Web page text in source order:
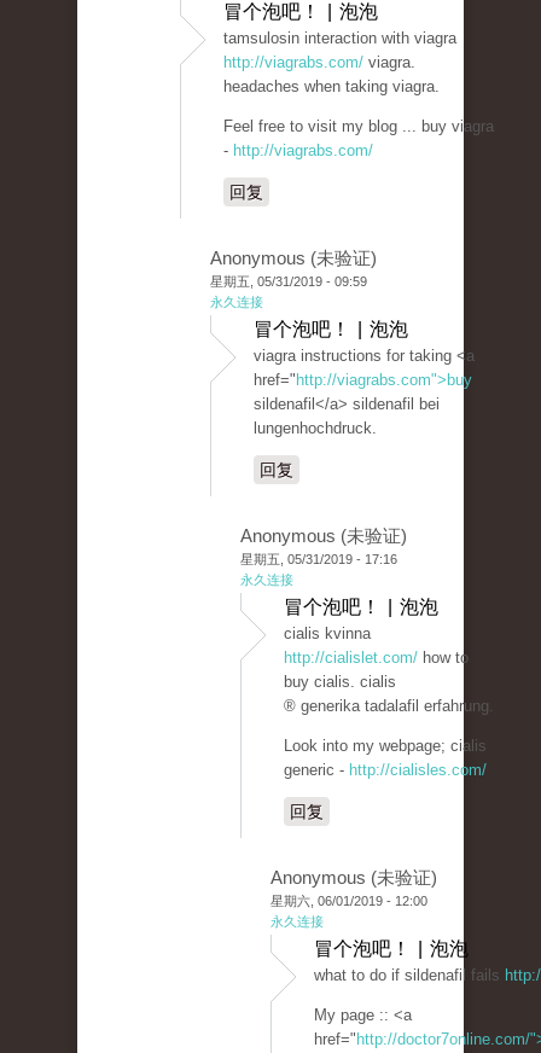
冒个泡吧！ | 泡泡
tamsulosin interaction with viagra
http://viagrabs.com/ viagra.
headaches when taking viagra.
Feel free to visit my blog ... buy viagra
- http://viagrabs.com/
回复
Anonymous (未验证)
星期五, 05/31/2019 - 09:59
永久连接
冒个泡吧！ | 泡泡
viagra instructions for taking <a
href=" http://viagrabs.com">buy
sildenafil</a> sildenafil bei
lungenhochdruck.
回复
Anonymous (未验证)
星期五, 05/31/2019 - 17:16
永久连接
冒个泡吧！ | 泡泡
cialis kvinna
http://cialislet.com/ how to
buy cialis. cialis
® generika tadalafil erfahrung.
Look into my webpage; cialis
generic - http://cialisles.com/
回复
Anonymous (未验证)
星期六, 06/01/2019 - 12:00
永久连接
冒个泡吧！ | 泡泡
what to do if sildenafil fails
My page :: <a
href=" http://doctor7online.com/